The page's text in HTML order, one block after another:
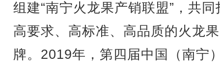
组建“南宁火龙果产销联盟”，共同
高要求、高标准、高品质的火龙
牌。2019年，第四届中国（南宁